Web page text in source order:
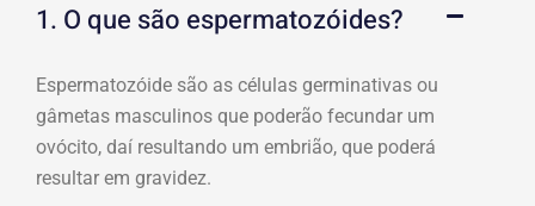
1. O que são espermatozóides?
Espermatozóide são as células germinativas ou
gâmetas masculinos que poderão fecundar um
ovócito, daí resultando um embrião, que poderá
resultar em gravidez.